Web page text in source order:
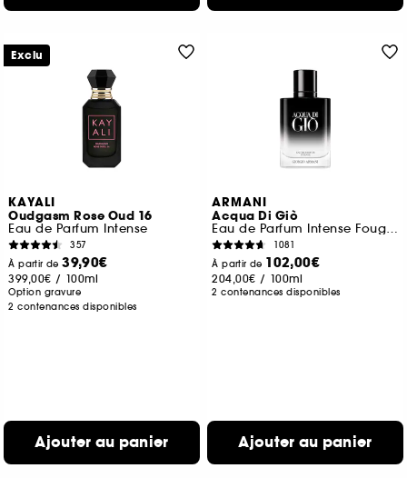
KAYALI
Oudgasm Rose Oud 16
Eau de Parfum Intense
357
À partir de39,90€
399,00€ / 100ml
Option gravure
2 contenances disponibles
Ajouter au panier
Exclu
ARMANI
Acqua Di Giò
Eau de Parfum Intense Fougère Aquatique Fruitée
1081
À partir de 102,00€
204,00€ / 100ml
2 contenances disponibles
Ajouter au panier